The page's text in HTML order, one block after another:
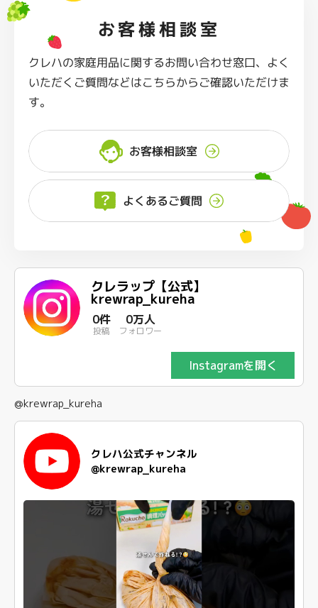
お客様相談室
クレハの家庭用品に関するお問い合わせ窓口、よく
いただくご質問などはこちらからご確認いただけま
す。
お客様相談室
よくあるご質問
クレラップ【公式】
krewrap_kureha
0件
投稿
0万人
フォロワー
Instagramを開く
@krewrap_kureha
クレハ公式チャンネル
@krewrap_kureha